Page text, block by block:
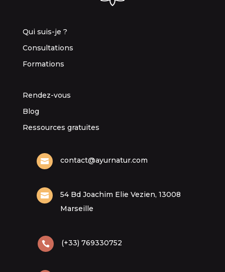
Qui suis-je ?
Consultations
Formations
Rendez-vous
Blog
Ressources gratuites
 contact@ayurnatur.com

54 Bd Joachim Elie Vezien, 13008
Marseille
 (+33) 769330752